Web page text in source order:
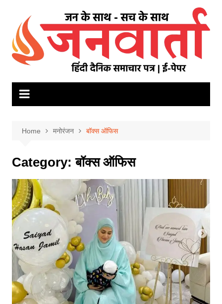
content
Home मनोरंजन बॉक्स ऑफिस
Category:बॉक्स ऑफिस